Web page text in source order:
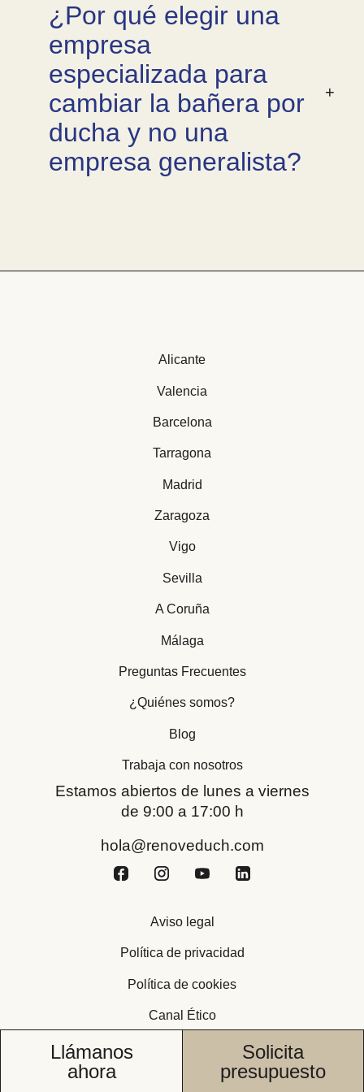
¿Por qué elegir una
empresa
especializada para
cambiar la bañera por
ducha y no una
empresa generalista?
Llámanos
ahora
Solicita
presupuesto
Alicante
Valencia
Barcelona
Tarragona
Madrid
Zaragoza
Vigo
Sevilla
A Coruña
Málaga
Preguntas Frecuentes
¿Quiénes somos?
Blog
Trabaja con nosotros
Estamos abiertos de lunes a viernes
de 9:00 a 17:00 h
hola@renoveduch.com
Aviso legal
Política de privacidad
Política de cookies
Canal Ético
© Renoveduch 2026